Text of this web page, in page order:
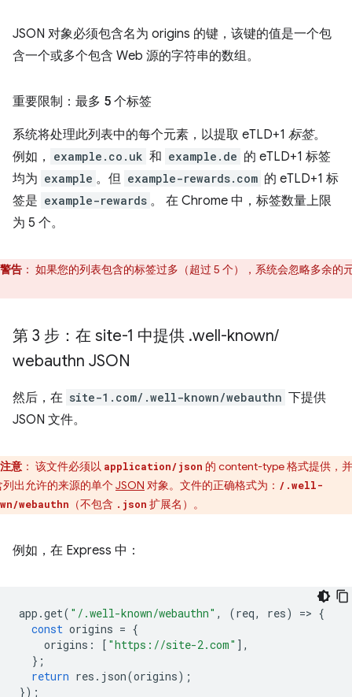
JSON 对象必须包含名为 origins 的键，该键的值是一个包
含一个或多个包含 Web 源的字符串的数组。
重要限制：最多 5 个标签
系统将处理此列表中的每个元素，以提取 eTLD+1 标签。
例如，
example.co.uk 和 example.de 的 eTLD+1 标签
均为 example 。但 example-rewards.com 的 eTLD+1 标
签是 example-rewards 。 在 Chrome 中，标签数量上限
为 5 个。
警告 ： 如果您的列表包含的标签过多（超过 5 个），系统会忽略多余的
第 3 步：在 site-1 中提供 .well-known/
webauthn JSON
然后，在 site-1.com/.well-known/webauthn 下提供
JSON 文件。
注意 ： 该文件必须以 application/json 的 content-type 格式提供，
列出允许的来源的单个JSON 对象。文件的正确格式为： /.well-
webauthn
（不包含 .json 扩展名）。
例如，在 Express 中：
app .get( "/.well-known/webauthn" , (req, res) => {
const origins = {
origins : [ "https://site-2.com" ],
};
return res . json(origins);
});